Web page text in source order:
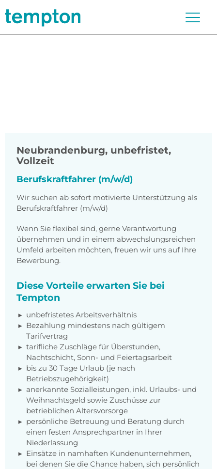
Neubrandenburg, unbefristet,
Vollzeit
Berufskraftfahrer (m/w/d)
Wir suchen ab sofort motivierte Unterstützung als
Berufskraftfahrer (m/w/d)
Wenn Sie flexibel sind, gerne Verantwortung
übernehmen und in einem abwechslungsreichen
Umfeld arbeiten möchten, freuen wir uns auf Ihre
Bewerbung.
Diese Vorteile erwarten Sie bei
Tempton
unbefristetes Arbeitsverhältnis
Bezahlung mindestens nach gültigem
Tarifvertrag
tarifliche Zuschläge für Überstunden,
Nachtschicht, Sonn- und Feiertagsarbeit
bis zu 30 Tage Urlaub (je nach
Betriebszugehörigkeit)
anerkannte Sozialleistungen, inkl. Urlaubs- und
Weihnachtsgeld sowie Zuschüsse zur
betrieblichen Altersvorsorge
persönliche Betreuung und Beratung durch
einen festen Ansprechpartner in Ihrer
Niederlassung
Einsätze in namhaften Kundenunternehmen,
bei denen Sie die Chance haben, sich persönlich